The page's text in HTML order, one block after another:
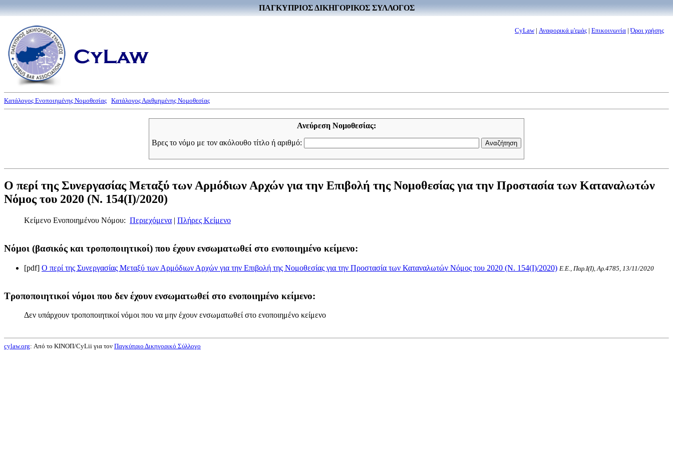
ΠΑΓΚΥΠΡΙΟΣ ΔΙΚΗΓΟΡΙΚΟΣ ΣΥΛΛΟΓΟΣ
CyLaw| Αναφορικά μ'εμάς | Επικοινωνία |Όροι χρήσης
Κατάλογος Ενοποιημένης Νομοθεσίας Κατάλογος Αριθμημένης Νομοθεσίας
Ανεύρεση Νομοθεσίας:
Βρες το νόμο με τον ακόλουθο τίτλο ή αριθμό:
Ο περί της Συνεργασίας Μεταξύ των Αρμόδιων Αρχών για την Επιβολή της Νομοθεσίας για την Προστασία των Καταναλωτών
Νόμος του 2020 (Ν. 154(I)/2020)
Κείμενο Ενοποιημένου Νόμου: Περιεχόμενα | Πλήρες Κείμενο
Νόμοι (βασικός και τροποποιητικοί) που έχουν ενσωματωθεί στο ενοποιημένο κείμενο:
[pdf] Ο περί της Συνεργασίας Μεταξύ των Αρμόδιων Αρχών για την Επιβολή της Νομοθεσίας για την Προστασία των Καταναλωτών Νόμος του 2020 (Ν. 154(I)/2020) Ε.Ε., Παρ.Ι(I), Αρ.4785, 13/11/2020
Τροποποιητικοί νόμοι που δεν έχουν ενσωματωθεί στο ενοποιημένο κείμενο:
Δεν υπάρχουν τροποποιητικοί νόμοι που να μην έχουν ενσωματωθεί στο ενοποιημένο κείμενο
cylaw.org: Από το ΚΙΝOΠ/CyLii για τον Παγκύπριο Δικηγορικό Σύλλογο